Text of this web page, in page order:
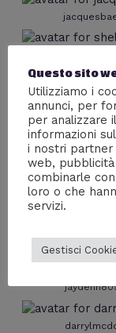
Questo sito
Utilizziamo i
annunci, per
per analizzare
informazioni
i nostri partner
web,
combinarle
loro o che
servizi.
Gestisci